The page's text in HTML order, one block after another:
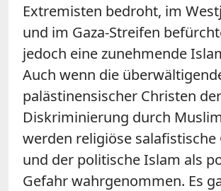
Extremisten bedroht, im
und im Gaza-Streifen
jedoch eine zunehmende
Auch wenn die
palästinensischer Christen
Diskriminierung durch
werden religiöse salafistische
und der politische Islam als
Gefahr wahrgenommen. Es